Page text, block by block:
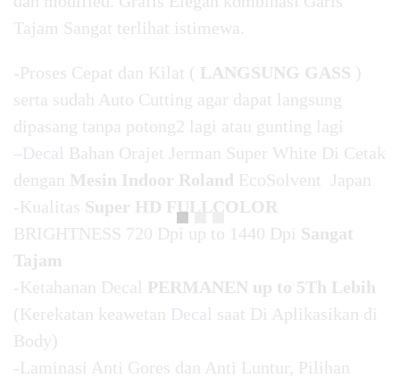
Tajam Sangat terlihat istimewa.
-Proses Cepat dan Kilat ( LANGSUNG GASS )
serta sudah Auto Cutting agar dapat langsung
dipasang tanpa potong2 lagi atau gunting lagi
–Decal Bahan Orajet Jerman Super White Di Cetak
dengan Mesin Indoor Roland EcoSolvent Japan
-Kualitas Super HD FULLCOLOR
BRIGHTNESS 720 Dpi up to 1440 Dpi Sangat
Tajam
-Ketahanan Decal PERMANEN up to 5Th Lebih
(Kerekatan keawetan Decal saat Di Aplikasikan di
Body)
-Laminasi Anti Gores dan Anti Luntur, Pilihan